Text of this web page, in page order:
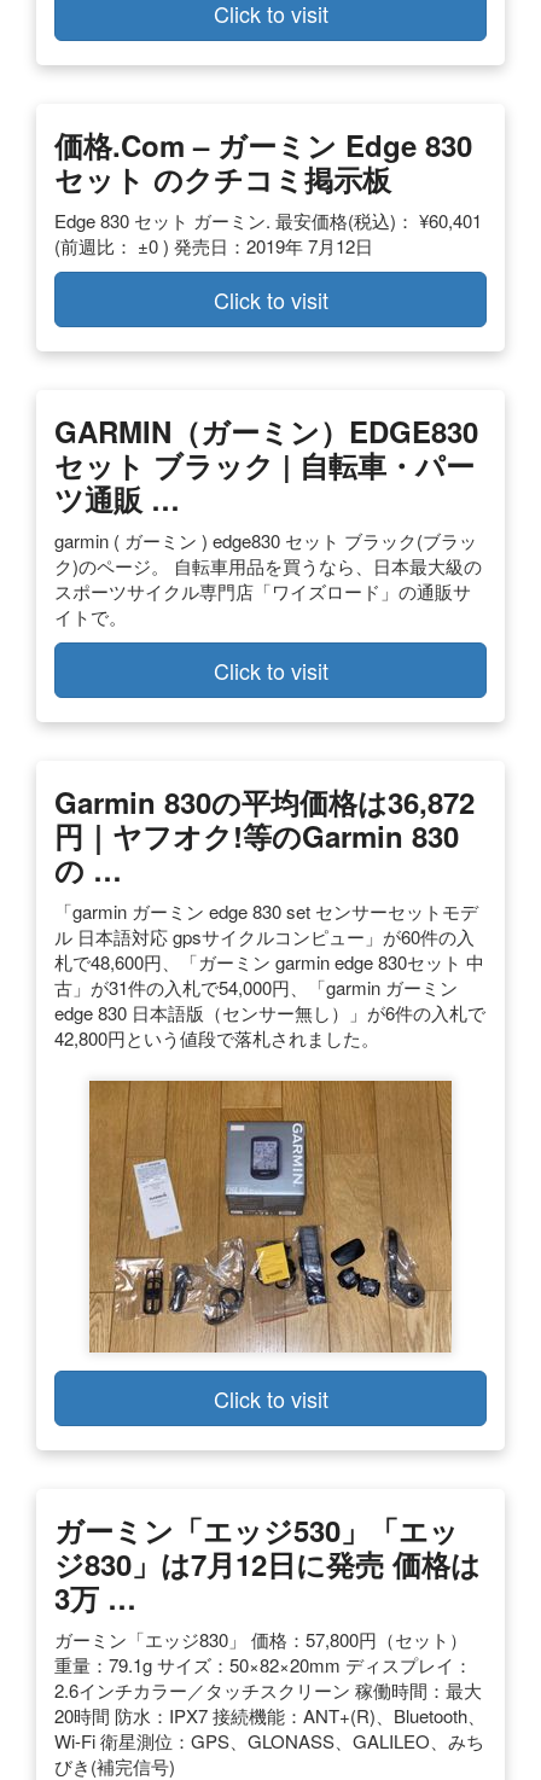
Click to visit
価格.com – ガーミン Edge 830
セット のクチコミ掲示板
Edge 830 セット ガーミン. 最安価格(税込)： ¥60,401
(前週比： ±0 ) 発売日：2019年 7月12日
Click to visit
GARMIN（ガーミン）EDGE830
セット ブラック | 自転車・パー
ツ通販 …
garmin ( ガーミン ) edge830 セット ブラック(ブラッ
ク)のページ。 自転車用品を買うなら、日本最大級の
スポーツサイクル専門店「ワイズロード」の通販サ
イトで。
Click to visit
Garmin 830の平均価格は36,872
円｜ヤフオク!等のGarmin 830
の …
「garmin ガーミン edge 830 set センサーセットモデ
ル 日本語対応 gpsサイクルコンピュー」が60件の入
札で48,600円、「ガーミン garmin edge 830セット 中
古」が31件の入札で54,000円、「garmin ガーミン
edge 830 日本語版（センサー無し）」が6件の入札で
42,800円という値段で落札されました。
Click to visit
ガーミン「エッジ530」「エッ
ジ830」は7月12日に発売 価格は
3万 …
ガーミン「エッジ830」 価格：57,800円（セット）
重量：79.1g サイズ：50×82×20mm ディスプレイ：
2.6インチカラー／タッチスクリーン 稼働時間：最大
20時間 防水：IPX7 接続機能：ANT+(R)、Bluetooth、
Wi-Fi 衛星測位：GPS、GLONASS、GALILEO、みち
びき(補完信号)